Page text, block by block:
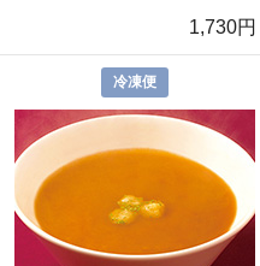
1,730円
冷凍便